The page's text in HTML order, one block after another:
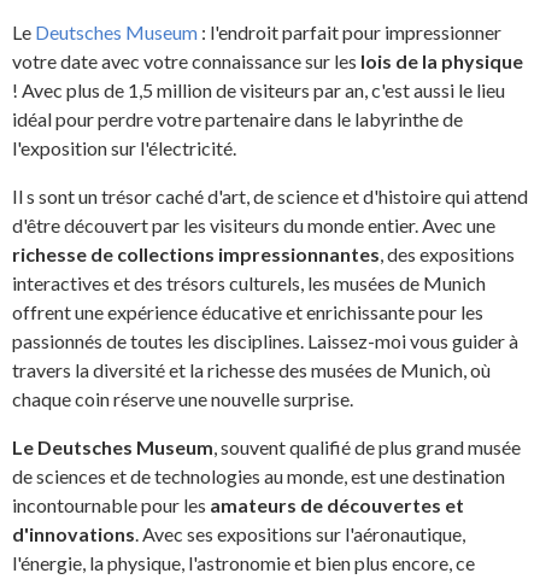
Le Deutsches Museum : l'endroit parfait pour impressionner
votre date avec votre connaissance sur les lois de la physique
! Avec plus de 1,5 million de visiteurs par an, c'est aussi le lieu
idéal pour perdre votre partenaire dans le labyrinthe de
l'exposition sur l'électricité.
Il s sont un trésor caché d'art, de science et d'histoire qui attend
d'être découvert par les visiteurs du monde entier. Avec une
richesse de collections impressionnantes, des expositions
interactives et des trésors culturels, les musées de Munich
offrent une expérience éducative et enrichissante pour les
passionnés de toutes les disciplines. Laissez-moi vous guider à
travers la diversité et la richesse des musées de Munich, où
chaque coin réserve une nouvelle surprise.
Le Deutsches Museum, souvent qualifié de plus grand musée
de sciences et de technologies au monde, est une destination
incontournable pour les amateurs de découvertes et
d'innovations. Avec ses expositions sur l'aéronautique,
l'énergie, la physique, l'astronomie et bien plus encore, ce